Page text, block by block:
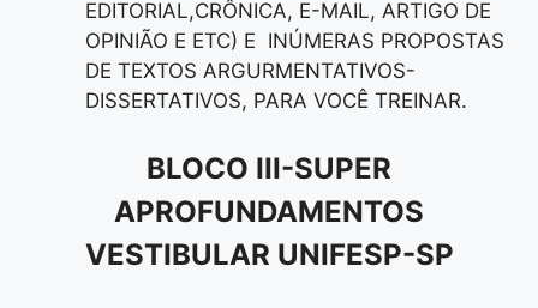
EDITORIAL,CRÔNICA, E-MAIL, ARTIGO DE
OPINIÃO E ETC) E INÚMERAS PROPOSTAS
DE TEXTOS ARGURMENTATIVOS-
DISSERTATIVOS, PARA VOCÊ TREINAR.
BLOCO III-SUPER
APROFUNDAMENTOS
VESTIBULAR UNIFESP-SP